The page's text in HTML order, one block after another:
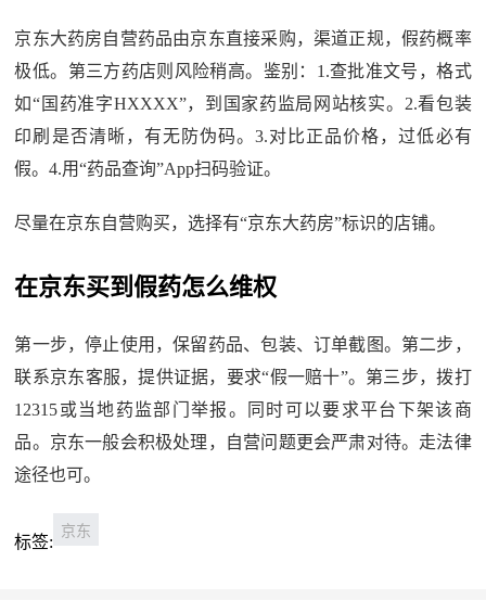
京东大药房自营药品由京东直接采购，渠道正规，假药概率
极低。第三方药店则风险稍高。鉴别：1.查批准文号，格式
如“国药准字HXXXX”，到国家药监局网站核实。2.看包装
印刷是否清晰，有无防伪码。3.对比正品价格，过低必有
假。4.用“药品查询”App扫码验证。
尽量在京东自营购买，选择有“京东大药房”标识的店铺。
在京东买到假药怎么维权
第一步，停止使用，保留药品、包装、订单截图。第二步，
联系京东客服，提供证据，要求“假一赔十”。第三步，拨打
12315或当地药监部门举报。同时可以要求平台下架该商
品。京东一般会积极处理，自营问题更会严肃对待。走法律
途径也可。
标签:
京东